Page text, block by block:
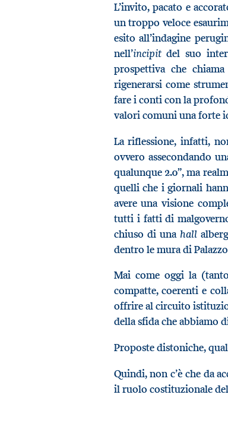
L’invito, pacato e
un troppo veloce
esito all’indagine
nell’incipitdel suo
prospettiva che
rigenerarsi come
fare i conti con la
valori comuni una forte
La riflessione, infatti,
ovvero assecondando
qualunque 2.0”, ma
quelli che i giornali
avere una visione
tutti i fatti di
chiuso di una hall
dentro le mura di
Mai come oggi la
compatte, coerenti e
offrire al circuito
della sfida che abbiamo
Proposte distoniche,
Quindi, non c’è che da
il ruolo costituzionale